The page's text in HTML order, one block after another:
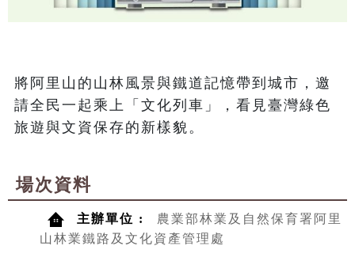
將阿里山的山林風景與鐵道記憶帶到城市，邀
請全民一起乘上「文化列車」，看見臺灣綠色
旅遊與文資保存的新樣貌。
場次資料
主辦單位 :
農業部林業及自然保育署阿里
山林業鐵路及文化資產管理處